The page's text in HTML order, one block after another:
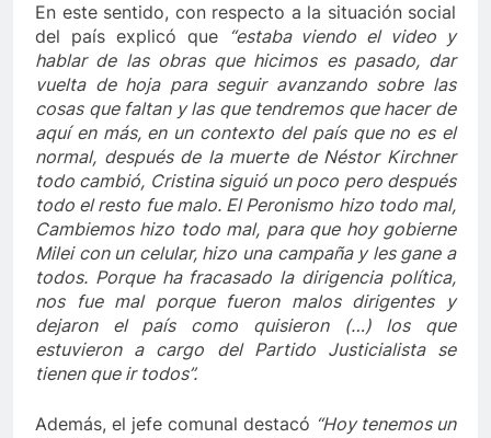
En este sentido, con respecto a la situación social
del país explicó que
“estaba viendo el video y
hablar de las obras que hicimos es pasado, dar
vuelta de hoja para seguir avanzando sobre las
cosas que faltan y las que tendremos que hacer de
aquí en más, en un contexto del país que no es el
normal, después de la muerte de Néstor Kirchner
todo cambió, Cristina siguió un poco pero después
todo el resto fue malo. El Peronismo hizo todo mal,
Cambiemos hizo todo mal, para que hoy gobierne
Milei con un celular, hizo una campaña y les gane a
todos. Porque ha fracasado la dirigencia política,
nos fue mal porque fueron malos dirigentes y
dejaron el país como quisieron (…) los que
estuvieron a cargo del Partido Justicialista se
tienen que ir todos”.
Además, el jefe comunal destacó “Hoy tenemos un